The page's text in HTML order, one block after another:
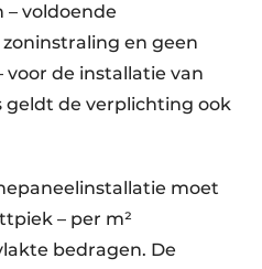
voldoende
en geen
de installatie van
geldt de verplichting ook
moet
– per m²
bedragen. De